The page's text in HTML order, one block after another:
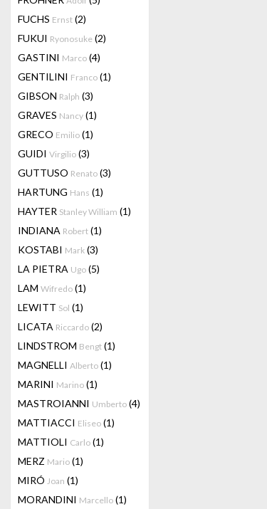
FUCHS Ernst (2)
FUKUI Ryonosuke (2)
GASTINI Marco (4)
GENTILINI Franco (1)
GIBSON Ralph (3)
GRAVES Nancy (1)
GRECO Emilio (1)
GUIDI Virgilio (3)
GUTTUSO Renato (3)
HARTUNG Hans (1)
HAYTER Stanley William (1)
INDIANA Robert (1)
KOSTABI Mark (3)
LA PIETRA Ugo (5)
LAM Wifredo (1)
LEWITT Sol (1)
LICATA Riccardo (2)
LINDSTROM Bengt (1)
MAGNELLI Alberto (1)
MARINI Marino (1)
MASTROIANNI Umberto (4)
MATTIACCI Eliseo (1)
MATTIOLI Carlo (1)
MERZ Mario (1)
MIRÓ Joan (1)
MORANDINI Marcello (1)